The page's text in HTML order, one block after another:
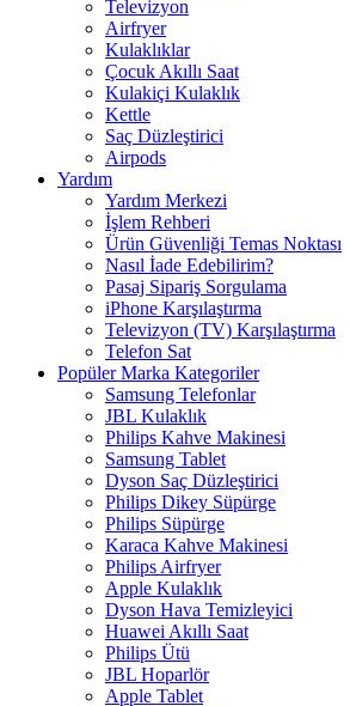
Televizyon
Airfryer
Kulaklıklar
Çocuk Akıllı Saat
Kulakiçi Kulaklık
Kettle
Saç Düzleştirici
Airpods
Yardım
Yardım Merkezi
İşlem Rehberi
Ürün Güvenliği Temas Noktası
Nasıl İade Edebilirim?
Pasaj Sipariş Sorgulama
iPhone Karşılaştırma
Televizyon (TV) Karşılaştırma
Telefon Sat
Popüler Marka Kategoriler
Samsung Telefonlar
JBL Kulaklık
Philips Kahve Makinesi
Samsung Tablet
Dyson Saç Düzleştirici
Philips Dikey Süpürge
Philips Süpürge
Karaca Kahve Makinesi
Philips Airfryer
Apple Kulaklık
Dyson Hava Temizleyici
Huawei Akıllı Saat
Philips Ütü
JBL Hoparlör
Apple Tablet